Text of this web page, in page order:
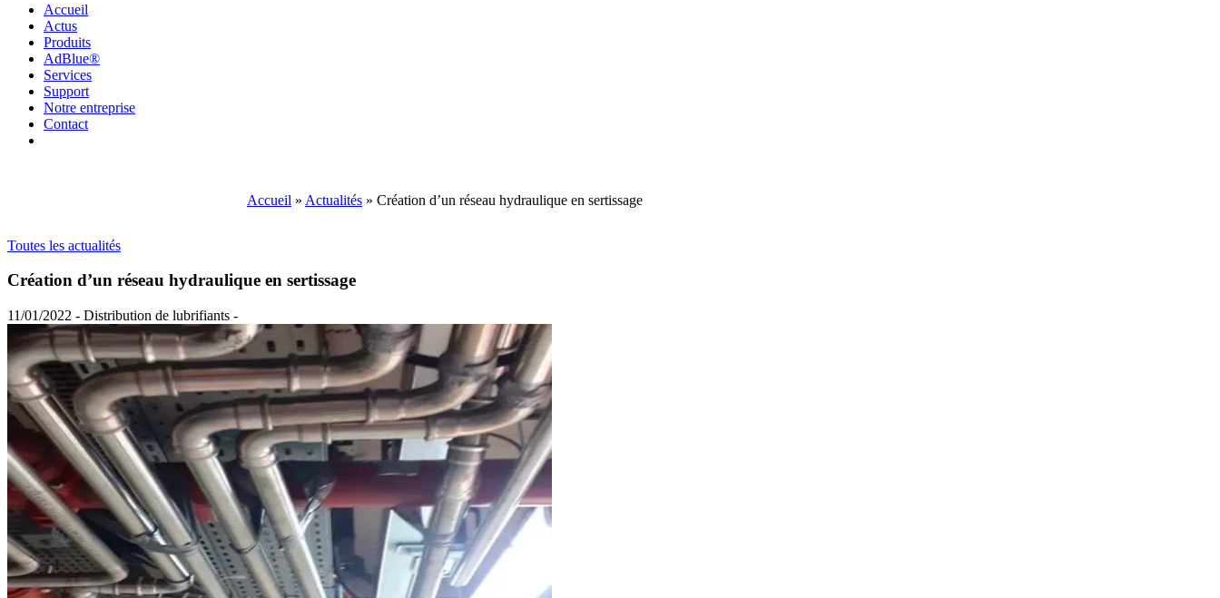
Accueil
Actus
Produits
AdBlue®
Services
Support
Notre entreprise
Contact
Accueil » Actualités » Création d’un réseau hydraulique en sertissage
Toutes les actualités
Création d’un réseau hydraulique en sertissage
11/01/2022 - Distribution de lubrifiants -